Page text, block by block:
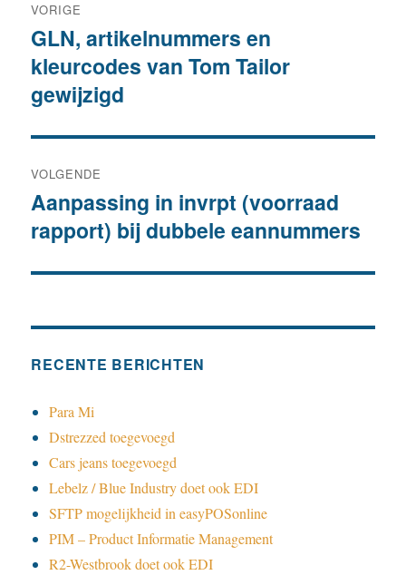
navigatie
VORIGE
Vorig
bericht:
GLN, artikelnummers en
kleurcodes van Tom Tailor
gewijzigd
VOLGENDE
Volgend
bericht:
Aanpassing in invrpt (voorraad
rapport) bij dubbele eannummers
RECENTE BERICHTEN
Para Mi
Dstrezzed toegevoegd
Cars jeans toegevoegd
Lebelz / Blue Industry doet ook EDI
SFTP mogelijkheid in easyPOSonline
PIM – Product Informatie Management
R2-Westbrook doet ook EDI